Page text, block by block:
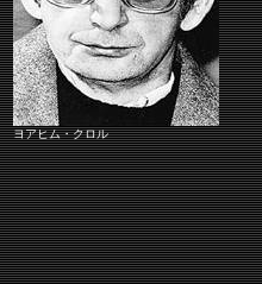
ヨアヒム・クロル